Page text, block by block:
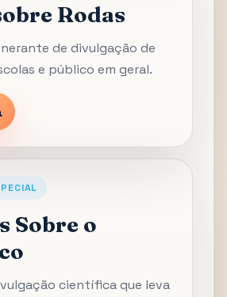
Rodas
de divulgação de
e público em geral.
Sobre o
científica que leva